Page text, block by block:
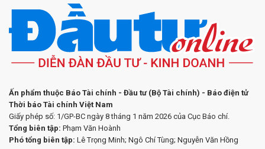
Ấn phẩm thuộc Báo Tài chính - Đầu tư (Bộ Tài chính) - Báo điện tử
Thời báo Tài chính Việt Nam
Giấy phép số: 1/GP-BC ngày 8 tháng 1 năm 2026 của Cục Báo chí.
Tổng biên tập: Phạm Văn Hoành
Phó tổng biên tập: Lê Trọng Minh; Ngô Chí Tùng; Nguyễn Văn Hồng